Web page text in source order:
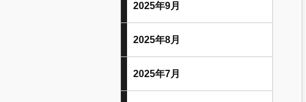
2025年9月
2025年8月
2025年7月